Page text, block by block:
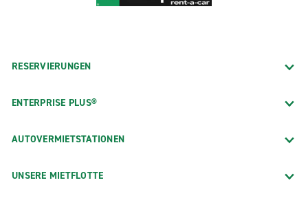
RESERVIERUNGEN
ENTERPRISE PLUS®
AUTOVERMIETSTATIONEN
UNSERE MIETFLOTTE